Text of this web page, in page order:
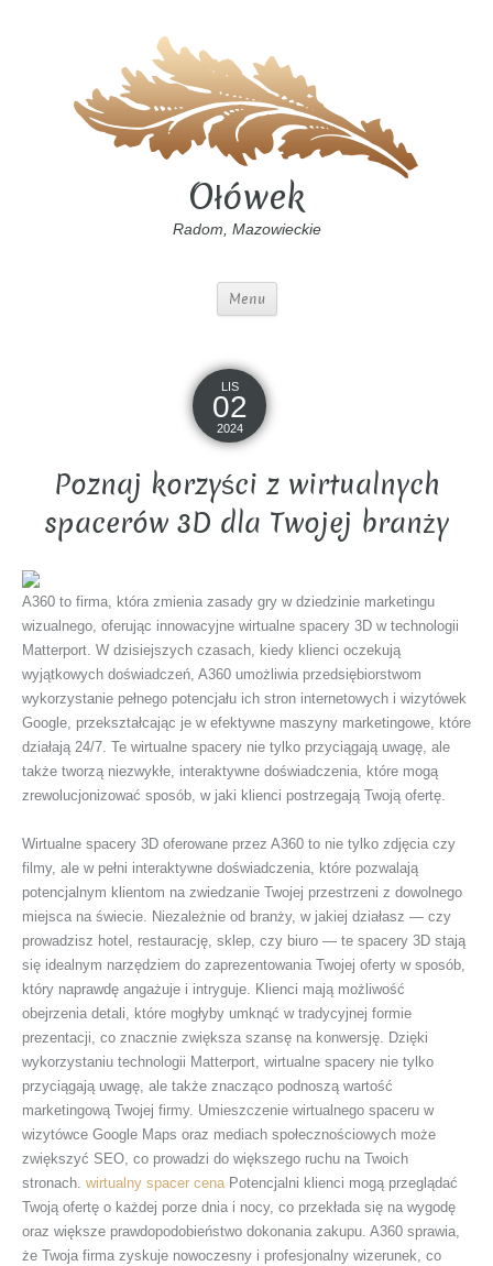
Ołówek
Radom, Mazowieckie
Menu
LIS
02
2024
Poznaj korzyści z wirtualnych
spacerów 3D dla Twojej branży
A360 to firma, która zmienia zasady gry w dziedzinie marketingu
wizualnego, oferując innowacyjne wirtualne spacery 3D w technologii
Matterport. W dzisiejszych czasach, kiedy klienci oczekują
wyjątkowych doświadczeń, A360 umożliwia przedsiębiorstwom
wykorzystanie pełnego potencjału ich stron internetowych i wizytówek
Google, przekształcając je w efektywne maszyny marketingowe, które
działają 24/7. Te wirtualne spacery nie tylko przyciągają uwagę, ale
także tworzą niezwykłe, interaktywne doświadczenia, które mogą
zrewolucjonizować sposób, w jaki klienci postrzegają Twoją ofertę.
Wirtualne spacery 3D oferowane przez A360 to nie tylko zdjęcia czy
filmy, ale w pełni interaktywne doświadczenia, które pozwalają
potencjalnym klientom na zwiedzanie Twojej przestrzeni z dowolnego
miejsca na świecie. Niezależnie od branży, w jakiej działasz — czy
prowadzisz hotel, restaurację, sklep, czy biuro — te spacery 3D stają
się idealnym narzędziem do zaprezentowania Twojej oferty w sposób,
który naprawdę angażuje i intryguje. Klienci mają możliwość
obejrzenia detali, które mogłyby umknąć w tradycyjnej formie
prezentacji, co znacznie zwiększa szansę na konwersję. Dzięki
wykorzystaniu technologii Matterport, wirtualne spacery nie tylko
przyciągają uwagę, ale także znacząco podnoszą wartość
marketingową Twojej firmy. Umieszczenie wirtualnego spaceru w
wizytówce Google Maps oraz mediach społecznościowych może
zwiększyć SEO, co prowadzi do większego ruchu na Twoich
stronach. wirtualny spacer cenaPotencjalni klienci mogą przeglądać
Twoją ofertę o każdej porze dnia i nocy, co przekłada się na wygodę
oraz większe prawdopodobieństwo dokonania zakupu. A360 sprawia,
że Twoja firma zyskuje nowoczesny i profesjonalny wizerunek, co